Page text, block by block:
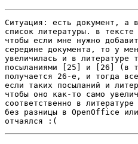
Ситуация: есть документ, а
список литературы. в
чтобы если мне нужно
середине документа, то у
увеличилась и в литературе
посыланиями [25] и [26] (в
получается 26-е, и тогда
если таких посыланий и
чтобы оно как-то само
соответственно в
без разницы в OpenOffice